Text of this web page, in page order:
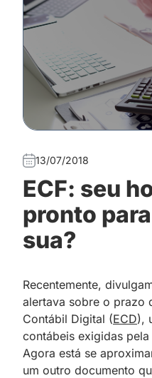
13/07/2018
ECF: seu
pronto
sua?
Recentemente,
alertava sobre o prazo
Contábil Digital (ECD),
contábeis exigidas pela
Agora está se
um outro documento